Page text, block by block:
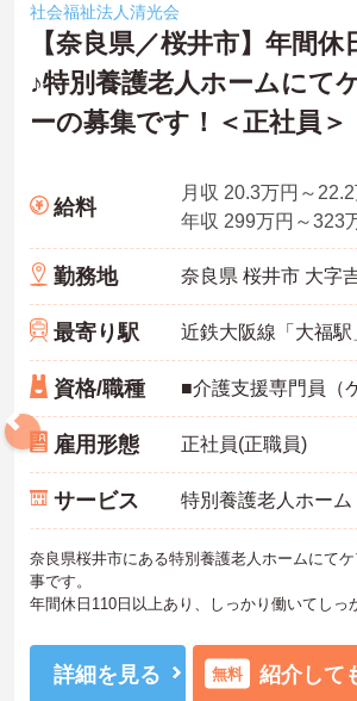
社会福祉法人清光会
【奈良県／桜井市】年間休
♪特別養護老人ホームにて
ーの募集です！＜正社員＞
給料
勤務地
最寄り駅
資格/職種
雇用形態 正社員(正職員)
サービス
奈良県桜井市にある特別養護老人ホームにて
事です。
年間休日110日以上あり、しっかり働いてしっ
ご興味ある方には、面接対策ポイントなど、さ
たしますのでお気軽にご相談ください。
詳細を見る 無料 紹介して